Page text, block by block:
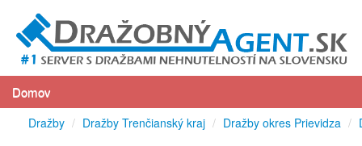
Domov
Dražby / Dražby Trenčianský kraj / Dražby okres Prievidza /